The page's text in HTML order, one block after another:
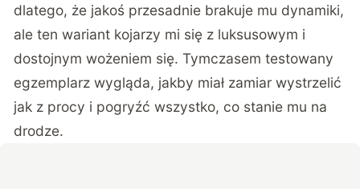
dlatego, że jakoś przesadnie brakuje mu dynamiki,
ale ten wariant kojarzy mi się z luksusowym i
dostojnym wożeniem się. Tymczasem testowany
egzemplarz wygląda, jakby miał zamiar wystrzelić
jak z procy i pogryźć wszystko, co stanie mu na
drodze.